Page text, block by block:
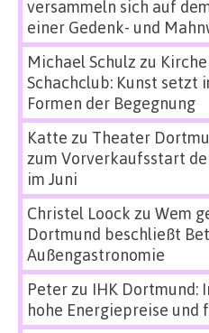
versammeln sich auf
einer Gedenk- und
Michael Schulz zu
Schachclub: Kunst setzt
Formen der Begegnung
Katte zu Theater
zum Vorverkaufsstart
im Juni
Christel Loock zu Wem
Dortmund beschließt
Außengastronomie
Peterzu IHK Dortmund:
hohe Energiepreise